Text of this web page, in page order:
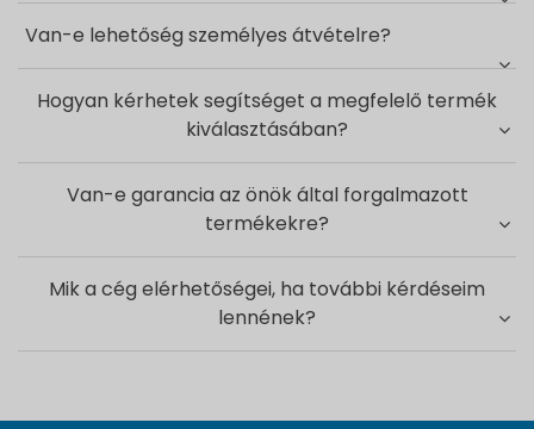
Van-e lehetőség személyes átvételre?
Hogyan kérhetek segítséget a megfelelő termék
kiválasztásában?
Van-e garancia az önök által forgalmazott
termékekre?
Mik a cég elérhetőségei, ha további kérdéseim
lennének?